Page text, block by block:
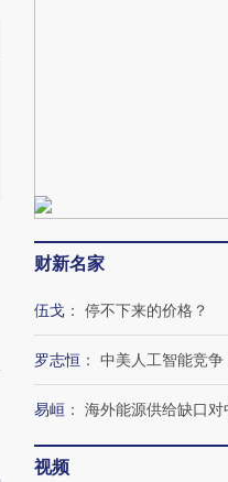
财新名家
伍戈 ： 停不下来的价格？
罗志恒 ： 中美人工智能竞
易峘 ： 海外能源供给缺口对
视频